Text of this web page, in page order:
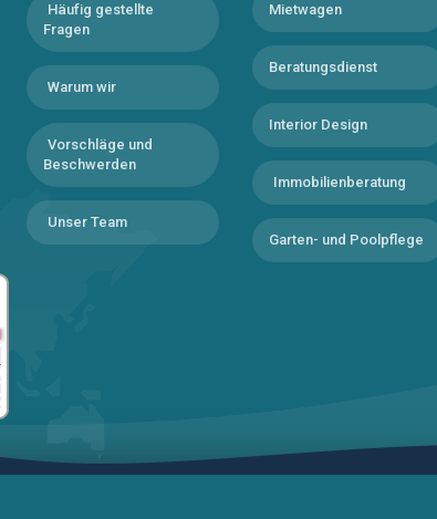
Häufig gestellte
Fragen
Warum wir
Vorschläge und
Beschwerden
Unser Team
Mietwagen
Beratungsdienst
Interior Design
Immobilienberatung
Garten- und Poolpflege